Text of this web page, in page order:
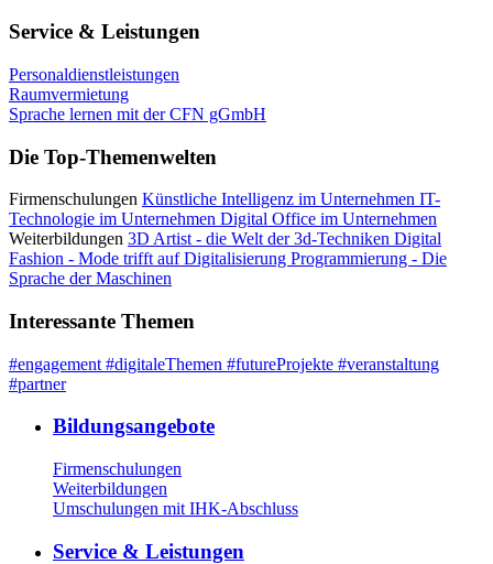
Service & Leistungen
Personaldienstleistungen
Raumvermietung
Sprache lernen mit der CFN gGmbH
Die Top-Themenwelten
Firmenschulungen Künstliche Intelligenz im Unternehmen IT-
Technologie im Unternehmen Digital Office im Unternehmen
Weiterbildungen 3D Artist - die Welt der 3d-Techniken Digital
Fashion - Mode trifft auf Digitalisierung Programmierung - Die
Sprache der Maschinen
Interessante Themen
#engagement #digitaleThemen #futureProjekte #veranstaltung
#partner
Bildungsangebote
Firmenschulungen
Weiterbildungen
Umschulungen mit IHK-Abschluss
Service & Leistungen